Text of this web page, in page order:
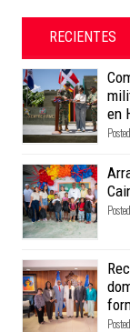
RECIENTES
en